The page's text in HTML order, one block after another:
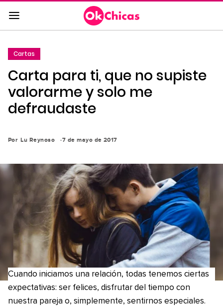
Saltar
al
contenido
a
la
navegación
principal
Cartas
Carta para ti, que no supiste
valorarme y solo me
defraudaste
Por Lu Reynoso 7 de mayo de 2017
Cuando iniciamos una relación, todas tenemos ciertas
expectativas: ser felices, disfrutar del tiempo con
nuestra pareja o, simplemente, sentirnos especiales.